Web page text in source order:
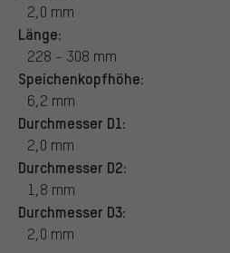
2,0 mm
Länge:
228 - 308 mm
Speichenkopfhöhe:
6,2 mm
Durchmesser D1:
2,0 mm
Durchmesser D2:
1,8 mm
Durchmesser D3:
2,0 mm